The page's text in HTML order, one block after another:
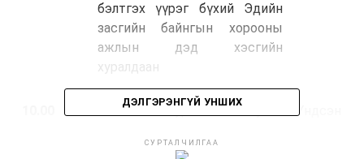
бэлтгэх үүрэг бүхий Эдийн
засгийн байнгын хорооны
ажлын дэд хэсгийн
хуралдаан
Байгалийн ургамлын тухай
найруулгын төсөл болон хамт
“Үндсэн
ДЭЛГЭРЭНГҮЙ УНШИХ
СУРТАЛЧИЛГАА